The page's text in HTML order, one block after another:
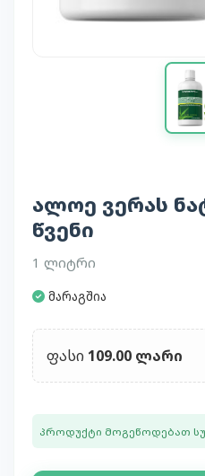
ალოე ვერას
წვენი
1 ლიტრი
მარაგშია
ფასი 109.00 ლარი
პროდუქტი მოგეწოდებათ